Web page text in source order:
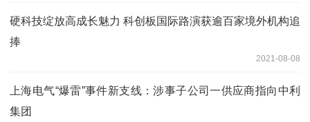
硬科技绽放高成长魅力 科创板国际路演获逾百家境外机构追
捧
2021-08-08
上海电气“爆雷”事件新支线：涉事子公司一供应商指向中利
集团